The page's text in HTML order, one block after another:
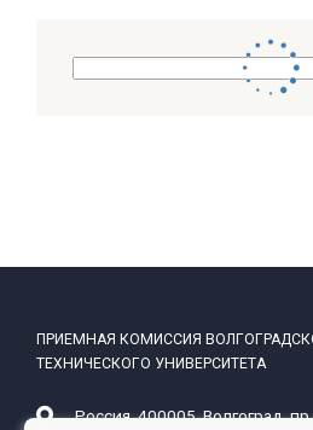
ПРИЕМНАЯ КОМИССИЯ
ТЕХНИЧЕСКОГО УНИВЕРСИТЕТА
Россия, 400005, Волгоград,